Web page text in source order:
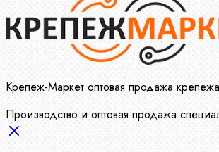
Крепеж-Маркет оптовая продажа
Производство и оптовая продажа